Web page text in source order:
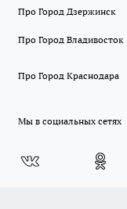
Про Город Дзержинск
Про Город Владивосток
Про Город Краснодара
Мы в социальных сетях